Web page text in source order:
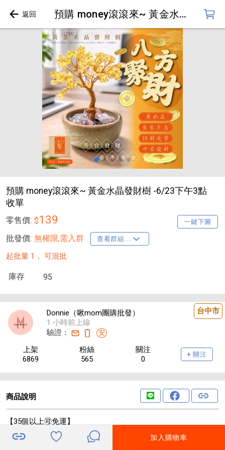
預購 money滾滾來~ 黃金水晶發財樹 -6/23下午3點收單
預購 money滾滾來~ 黃金水晶發財樹 -6/23下午3點
收單
零售價: $139 一鍵下圖
批發價: 無權限,需入群 查看群組...
起批量 1， 可混批
庫存 95
台中市
Donnie（啾mom團購批發）
1 小時前上線
驗證：
安
上架
6869
粉絲
565
關注
0
+ 關注
商品說明
【35個以上🉑免運】
💎五路能量水晶石💲財位擺起來💰money滾滾來~ 🌳黃金水晶發
加入購物車